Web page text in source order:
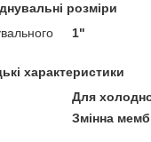
розміри
1"
характеристики
Для
Змінна